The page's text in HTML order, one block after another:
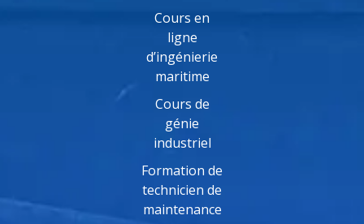
Cours en
ligne
d’ingénierie
maritime
Cours de
génie
industriel
Formation de
technicien de
maintenance